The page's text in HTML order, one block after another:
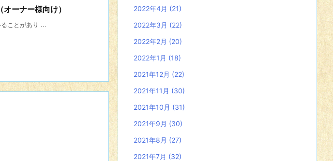
ーナー様向け）
ことがあり ...
2022年4月 (21)
2022年3月 (22)
2022年2月 (20)
2022年1月 (18)
2021年12月 (22)
2021年11月 (30)
2021年10月 (31)
2021年9月 (30)
2021年8月 (27)
2021年7月 (32)